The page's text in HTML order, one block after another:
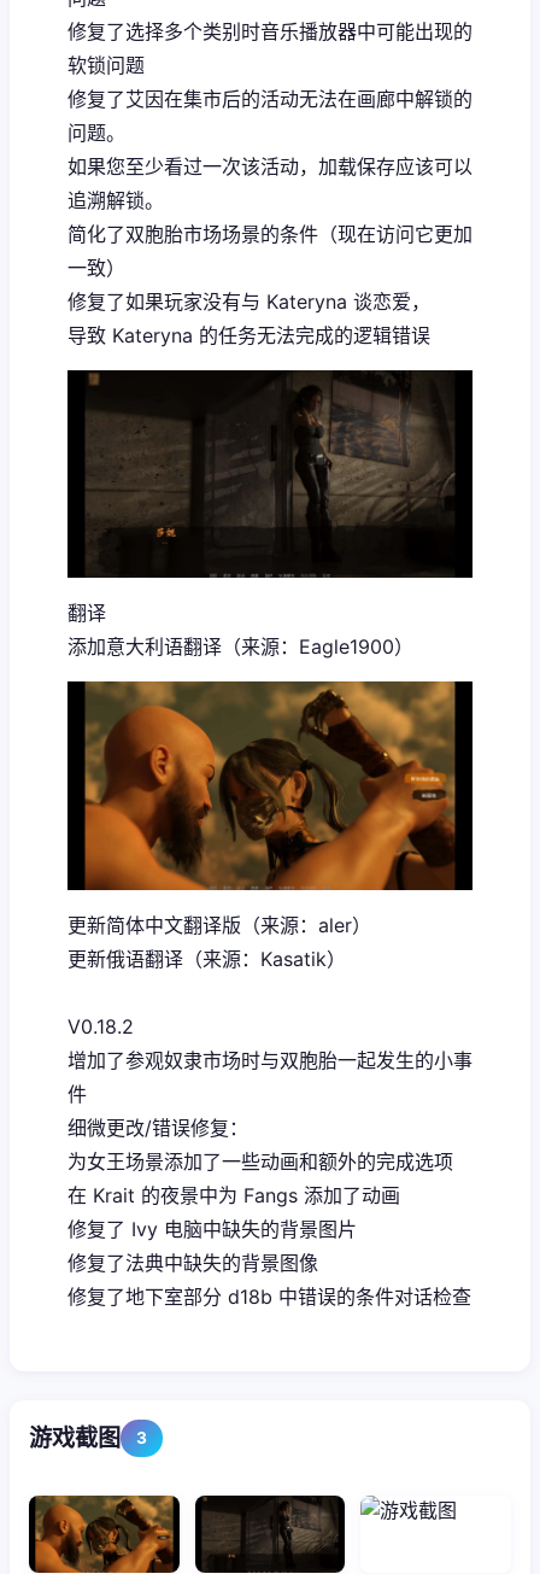
修复了选择多个类别时音乐播放器中可能出现的
软锁问题
修复了艾因在集市后的活动无法在画廊中解锁的
问题。
如果您至少看过一次该活动，加载保存应该可以
追溯解锁。
简化了双胞胎市场场景的条件（现在访问它更加
一致）
修复了如果玩家没有与 Kateryna 谈恋爱，
导致 Kateryna 的任务无法完成的逻辑错误
翻译
添加意大利语翻译（来源：Eagle1900）
更新简体中文翻译版（来源：aler）
更新俄语翻译（来源：Kasatik）
V0.18.2
增加了参观奴隶市场时与双胞胎一起发生的小事
件
细微更改/错误修复：
为女王场景添加了一些动画和额外的完成选项
在 Krait 的夜景中为 Fangs 添加了动画
修复了 Ivy 电脑中缺失的背景图片
修复了法典中缺失的背景图像
修复了地下室部分 d18b 中错误的条件对话检查
游戏截图 3